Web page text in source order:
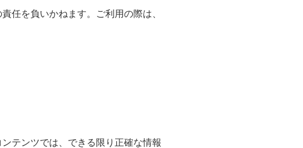
任を負いかねます。ご利用の際は、
テンツでは、できる限り正確な情報